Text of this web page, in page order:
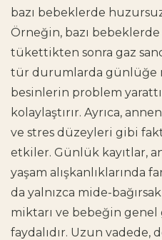
bazı bebeklerde
Örneğin, bazı bebeklerde
tükettikten sonra gaz
tür durumlarda günlüğe
besinlerin problem
kolaylaştırır. Ayrıca,
ve stres düzeyleri gibi
etkiler. Günlük kayıtlar,
yaşam alışkanlıklarında
da yalnızca mide-
miktarı ve bebeğin
faydalıdır. Uzun vadede,